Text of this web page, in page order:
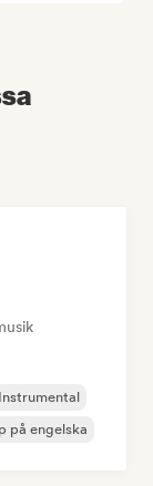
Instrumental
på engelska